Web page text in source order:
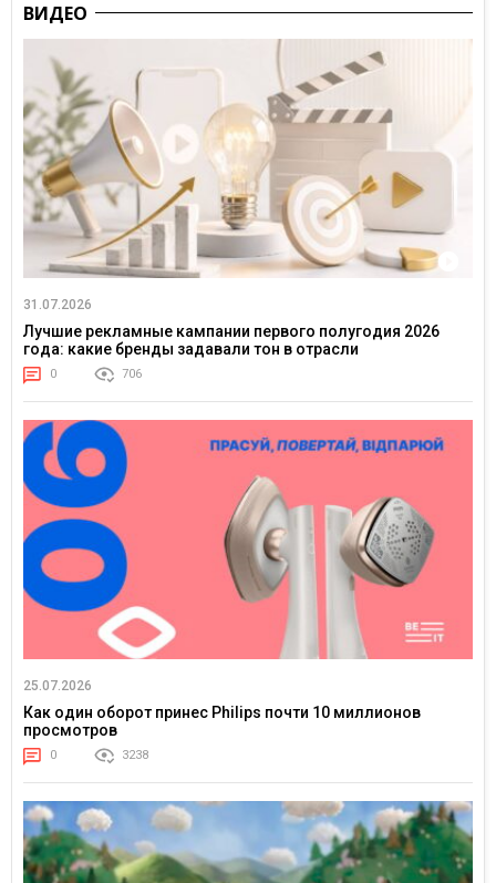
ВИДЕО
31.07.2026
Лучшие рекламные кампании первого полугодия 2026
года: какие бренды задавали тон в отрасли
0 706
25.07.2026
Как один оборот принес Philips почти 10 миллионов
просмотров
0 3238